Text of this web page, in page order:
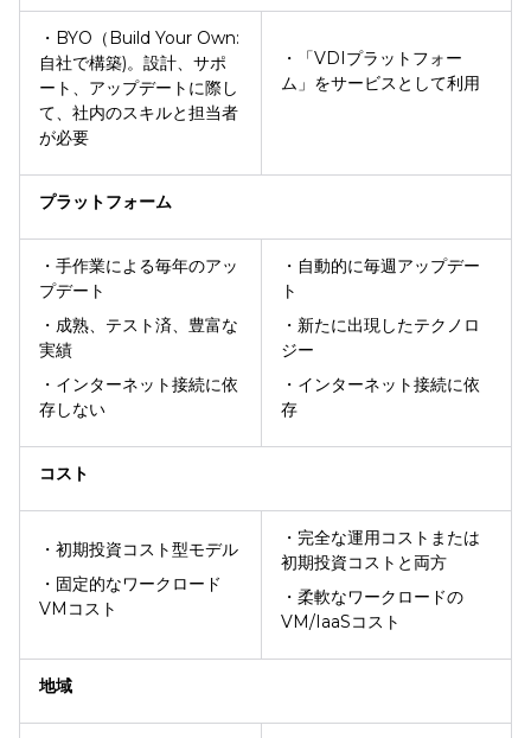
・BYO（Build Your Own:
自社で構築)。設計、サポ
ート、アップデートに際し
て、社内のスキルと担当者
が必要
・「VDIプラットフォー
ム」をサービスとして利用
プラットフォーム
・手作業による毎年のアッ
プデート
・成熟、テスト済、豊富な
実績
・インターネット接続に依
存しない
・自動的に毎週アップデー
ト
・新たに出現したテクノロ
ジー
・インターネット接続に依
存
コスト
・初期投資コスト型モデル
・固定的なワークロード
VMコスト
・完全な運用コストまたは
初期投資コストと両方
・柔軟なワークロードの
VM/IaaSコスト
地域